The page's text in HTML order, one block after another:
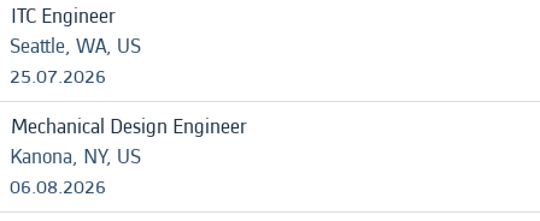
ITC Engineer
Seattle, WA, US
25.07.2026
Mechanical Design Engineer
Kanona, NY, US
06.08.2026